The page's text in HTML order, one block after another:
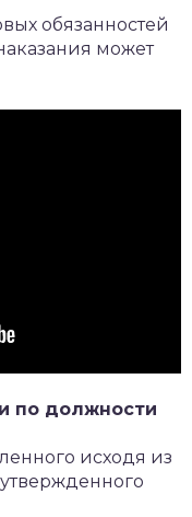
обязанностей
может
по должности
исходя из